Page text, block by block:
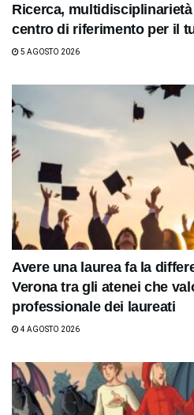
Ricerca,
centro di riferimento per il
5 AGOSTO 2026
Avere una laurea fa la
Verona tra gli atenei che
professionale dei laureati
4 AGOSTO 2026